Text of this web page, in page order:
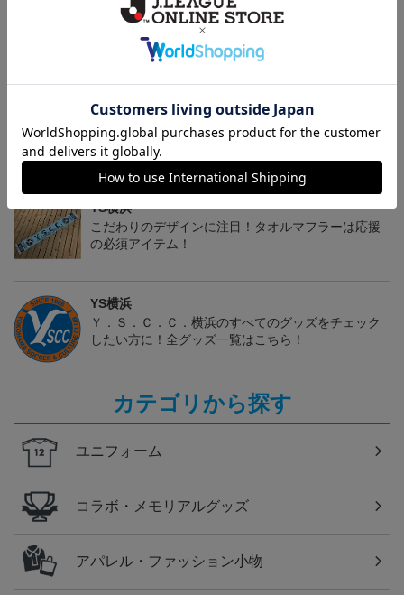
K1stユニフォーム
ア限定手帳型スマートフ
ォンケース(カモフラ)
4,180円
4,290円
トピックス
YS横浜
こだわりのデザインに注目！タオルマフラーは応援
の必須アイテム！
YS横浜
Ｙ．Ｓ．Ｃ．Ｃ．横浜のすべてのグッズをチェック
したい方に！全グッズ一覧はこちら！
カテゴリから探す
ユニフォーム
コラボ・メモリアルグッズ
アパレル・ファッション小物